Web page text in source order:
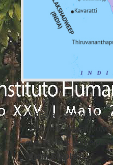
Todas as paróquias
conforme planejado,
que os fiéis
Maria Stephen.